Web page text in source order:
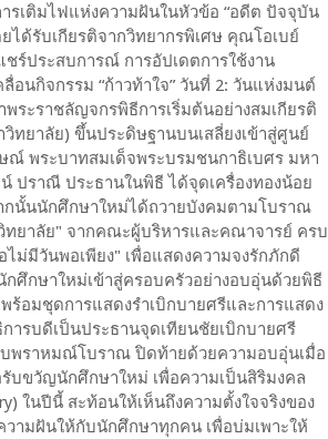
รเติมไฟแห่งความฝันในหัวข้อ “อดีต ปัจจุบัน
ได้รับเกียรติจากวิทยากรพิเศษ คุณโอเบย์
ประสบการณ์ การอัปเดตการใช้งาน
อนกิจกรรม “ก้าวท้าใจ” วันที่ 2: วันแห่งมนต์
ระราชลัญจกรพิธีการเริ่มต้นอย่างสมเกียรติ
ยาลัย) ขึ้นประดิษฐานบนเสลี่ยงเข้าสู่ศูนย์
พระบาทสมเด็จพระบรมชนกาธิเบศร มหา
ปราณี ประธานในพิธี ได้จุดเครื่องทองน้อย
กนั้นนักศึกษาใหม่ได้ถวายบังคมตามโบราณ
ทยาลัย" จากคณะผู้บริหารและคณาจารย์ ครบ
ม่มีวันพอเพียง" เพื่อแสดงความจงรักภักดี
ศึกษาใหม่เข้าสู่ครอบครัวอย่างอบอุ่นด้วยพิธี
อมชุดการแสดงรำเบิกบายศรีและการแสดง
ารบดีเป็นประธานจุดเทียนชัยเบิกบายศรี
พราหมณ์โบราณ ปิดท้ายด้วยความอบอุ่นเมื่อ
ขวัญนักศึกษาใหม่ เพื่อความเป็นสิริมงคล
ในปีนี้ สะท้อนให้เห็นถึงความตั้งใจจริงของ
ามฝันให้กับนักศึกษาทุกคน เพื่อบ่มเพาะให้